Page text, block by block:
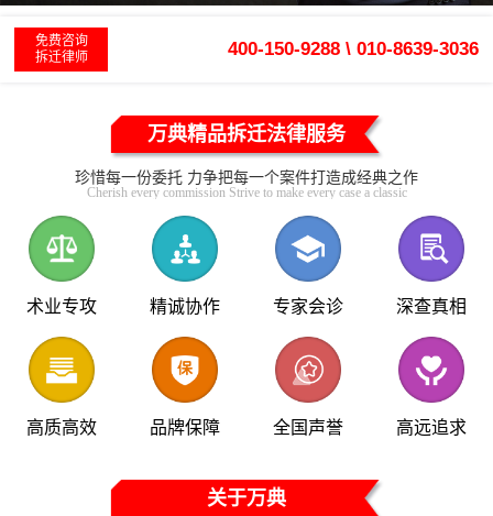
免费咨询
拆迁律师
400-150-9288 \ 010-8639-3036
万典精品拆迁法律服务
珍惜每一份委托 力争把每一个案件打造成经典之作
Cherish every commission Strive to make every case a classic
术业专攻 精诚协作 专家会诊 深查真相
高质高效 品牌保障 全国声誉 高远追求
关于万典